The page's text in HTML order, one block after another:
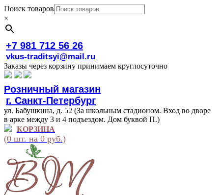
Поиск товаров
×
+7 981 712 56 26
vkus-traditsyi@mail.ru
Заказы через корзину принимаем круглосуточно
Розничный магазин
г. Санкт-Петербург
ул. Бабушкина, д. 52 (За школьным стадионом. Вход во дворе
в арке между 3 и 4 подъездом. Дом буквой П.)
КОРЗИНА
(0 шт. на 0 руб.)